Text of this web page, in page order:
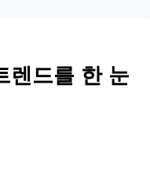
렌드를 한 눈